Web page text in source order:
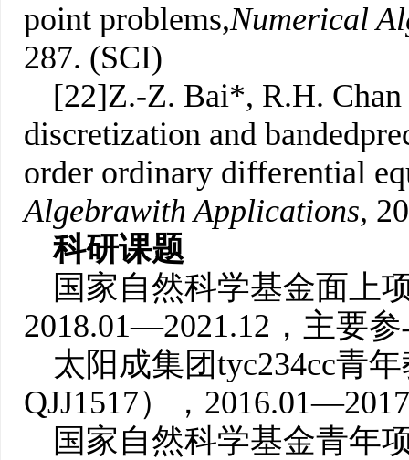
point problems,Numerical
287. (SCI)
[22]Z.-Z. Bai*, R.H.
discretization and
order ordinary differential
Algebrawith Applications,
科研课题
国家自然科学基金面上
2018.01—2021.12，主要
太阳成集团tyc234cc青
QJJ1517），
国家自然科学基金青年